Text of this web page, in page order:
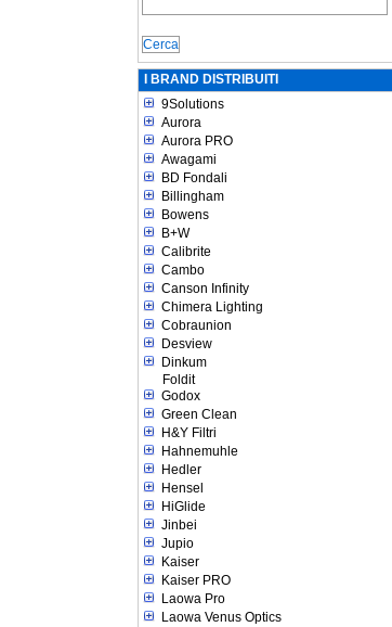
I BRAND DISTRIBUITI
9Solutions
Aurora
Aurora PRO
Awagami
BD Fondali
Billingham
Bowens
B+W
Calibrite
Cambo
Canson Infinity
Chimera Lighting
Cobraunion
Desview
Dinkum
Foldit
Godox
Green Clean
H&Y Filtri
Hahnemuhle
Hedler
Hensel
HiGlide
Jinbei
Jupio
Kaiser
Kaiser PRO
Laowa Pro
Laowa Venus Optics